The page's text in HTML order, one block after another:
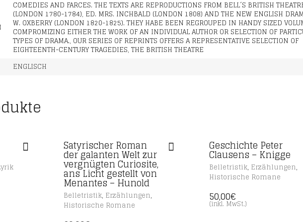
COMEDIES AND FARCES. THE TEXTS ARE REPRODUCTIONS FROM BELL´S BRITISH
(LONDON 1780-1784), ED. MRS. INCHBALD (LONDON 1808) AND THE NEW ENGLISH
W. OXBERRY (LONDON 1820-1825). THEY HABE BEEN REGROUPED IN HANDY SIZED
COMPROMIZING EITHER THE WORK OF AN INDIVIDUAL AUTHOR OR SELECTION OF
TYPES OF DRAMA., OUR SERIES OF REPRINTS OFFERS A REPRESENTATIVE SELECTION OF
EIGHTEENTH-CENTURY TRAGEDIES, THE BRITISH THEATRE
ENGLISCH
Satyrischer Roman
der galanten Welt zur
vergnügten Curiosite,
ans Licht gestellt von
Menantes – Hunold
Belletristik, Erzählungen,
Historische Romane
Geschichte Peter
Clausens – Knigge
Belletristik, Erzählungen,
Historische Romane
50,00€
(inkl. MwSt.)